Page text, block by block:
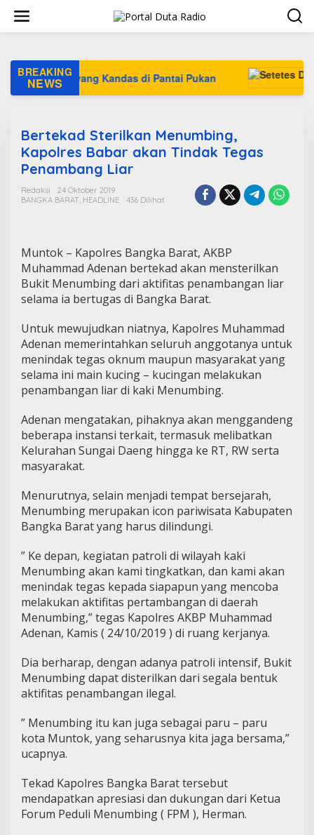
w
BREAKING
NEWS
yang Kandas di Pantai Pukan
Bertekad Sterilkan Menumbing,
Kapolres Babar akan Tindak Tegas
Penambang Liar
Redaksi
24 Oktober 2019
BANGKA BARAT, HEADLINE 436 Dilihat
Muntok – Kapolres Bangka Barat, AKBP
Muhammad Adenan bertekad akan mensterilkan
Bukit Menumbing dari aktifitas penambangan liar
selama ia bertugas di Bangka Barat.
Untuk mewujudkan niatnya, Kapolres Muhammad
Adenan memerintahkan seluruh anggotanya untuk
menindak tegas oknum maupun masyarakat yang
selama ini main kucing – kucingan melakukan
penambangan liar di kaki Menumbing.
Adenan mengatakan, pihaknya akan menggandeng
beberapa instansi terkait, termasuk melibatkan
Kelurahan Sungai Daeng hingga ke RT, RW serta
masyarakat.
Menurutnya, selain menjadi tempat bersejarah,
Menumbing merupakan icon pariwisata Kabupaten
Bangka Barat yang harus dilindungi.
” Ke depan, kegiatan patroli di wilayah kaki
Menumbing akan kami tingkatkan, dan kami akan
menindak tegas kepada siapapun yang mencoba
melakukan aktifitas pertambangan di daerah
Menumbing,” tegas Kapolres AKBP Muhammad
Adenan, Kamis ( 24/10/2019 ) di ruang kerjanya.
Dia berharap, dengan adanya patroli intensif, Bukit
Menumbing dapat disterilkan dari segala bentuk
aktifitas penambangan ilegal.
” Menumbing itu kan juga sebagai paru – paru
kota Muntok, yang seharusnya kita jaga bersama,”
ucapnya.
Tekad Kapolres Bangka Barat tersebut
mendapatkan apresiasi dan dukungan dari Ketua
Forum Peduli Menumbing ( FPM ), Herman.